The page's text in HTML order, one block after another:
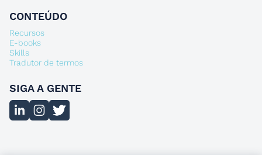
CONTEÚDO
Recursos
E-books
Skills
Tradutor de termos
SIGA A GENTE